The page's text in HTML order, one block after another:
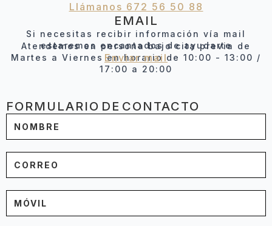
Llámanos 672 56 50 88
EMAIL
Si necesitas recibir información vía mail
estaremos encantados de ayudarte
Enviar mail
Atendemos en persona bajo cita previa de
Martes a Viernes en horario de 10:00 - 13:00 /
17:00 a 20:00
FORMULARIO DE CONTACTO
Nombre
Tu
Correo
*
Tu
Móvil